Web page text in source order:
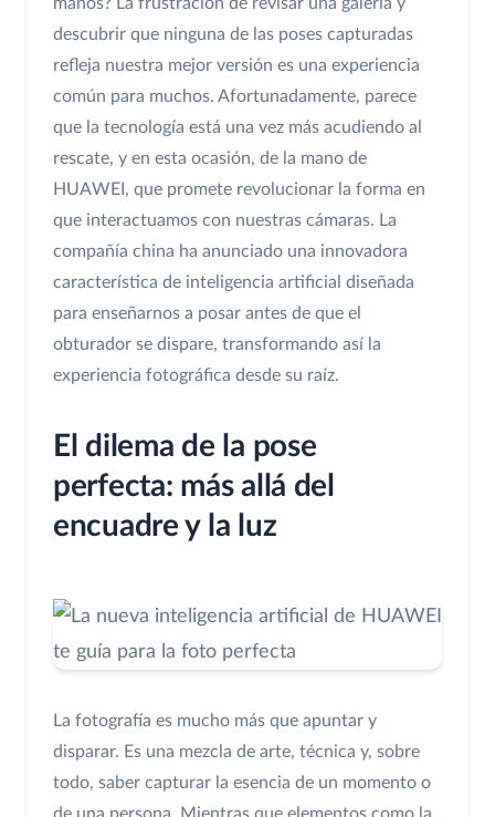
descubrir que ninguna de las poses capturadas
refleja nuestra mejor versión es una experiencia
común para muchos. Afortunadamente, parece
que la tecnología está una vez más acudiendo al
rescate, y en esta ocasión, de la mano de
HUAWEI, que promete revolucionar la forma en
que interactuamos con nuestras cámaras. La
compañía china ha anunciado una innovadora
característica de inteligencia artificial diseñada
para enseñarnos a posar antes de que el
obturador se dispare, transformando así la
experiencia fotográfica desde su raíz.
El dilema de la pose
perfecta: más allá del
encuadre y la luz
La fotografía es mucho más que apuntar y
disparar. Es una mezcla de arte, técnica y, sobre
todo, saber capturar la esencia de un momento o